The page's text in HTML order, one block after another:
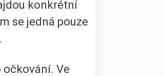
konkrétní
se jedná pouze
Ve